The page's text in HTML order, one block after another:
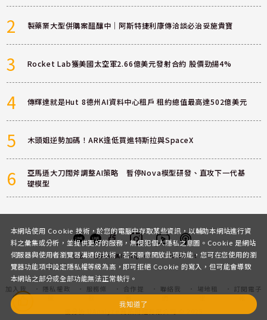
2 製藥業大型併購案醞釀中｜阿斯特捷利康傳洽談必治妥施貴寶
3 Rocket Lab獲美國太空軍2.66億美元發射合約 股價勁揚4%
4 傳輝達就是Hut 8德州AI資料中心租戶 租約總值最高達502億美元
5 木頭姐逆勢加碼！ARK逢低買進特斯拉與SpaceX
6
亞馬遜大刀闊斧調整AI策略 暫停Nova模型研發、直攻下一代基
礎模型
客服 討論區粉絲團InstagramYoutubePodcast
加入我
們
隱私權政
服務條
合作提
聯絡我
場地租
訂閱電子
本網站使用 Cookie 技術，於您的電腦中存取某些資訊，以輔助本網站進行資
料之彙集或分析，並提供更好的服務，無侵犯個人隱私之意圖。Cookie 是網站
伺服器與使用者瀏覽器溝通的技術，若不願意開放此項功能，您可在您使用的瀏
覽器功能項中設定隱私權等級為高，即可拒絕 Cookie 的寫入，但可能會導致
本網站之部分或全部功能無法正常執行。
我知道了